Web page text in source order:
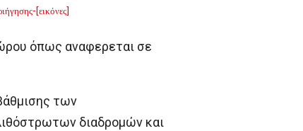
όπως αναφερεται σε
των
διαδρομών και